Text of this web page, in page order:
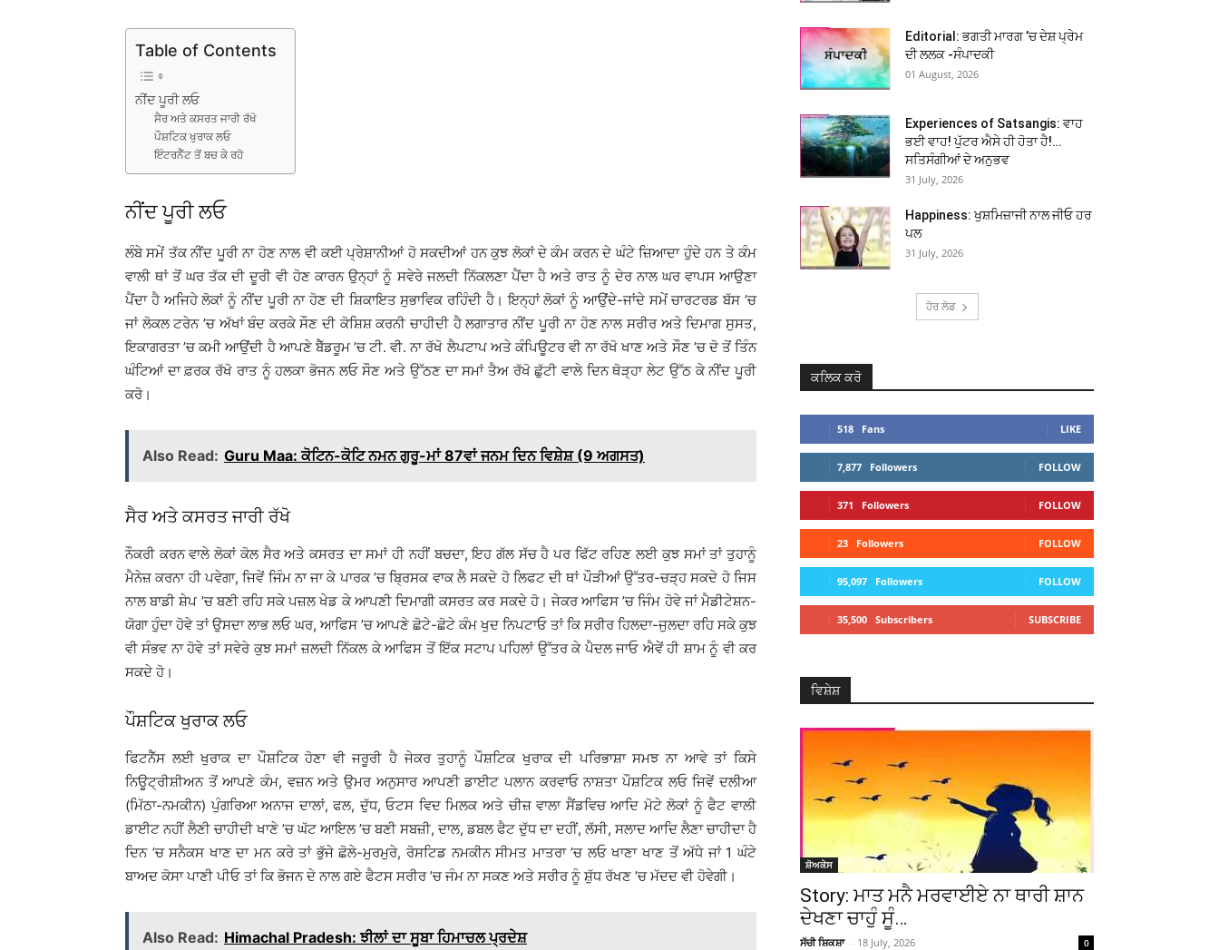
Table of Contents
ਨੀਂਦ ਪੂਰੀ ਲਓ
ਸੈਰ ਅਤੇ ਕਸਰਤ ਜਾਰੀ ਰੱਖੋ
ਪੌਸ਼ਟਿਕ ਖੁਰਾਕ ਲਓ
ਇੰਟਰਨੈੱਟ ਤੋਂ ਬਚ ਕੇ ਰਹੋ
ਨੀਂਦ ਪੂਰੀ ਲਓ
ਲੰਬੇ ਸਮੇਂ ਤੱਕ ਨੀਂਦ ਪੂਰੀ ਨਾ ਹੋਣ ਨਾਲ ਵੀ ਕਈ ਪ੍ਰੇਸ਼ਾਨੀਆਂ ਹੋ ਸਕਦੀਆਂ ਹਨ ਕੁਝ ਲੋਕਾਂ ਦੇ ਕੰਮ ਕਰਨ ਦੇ ਘੰਟੇ ਜ਼ਿਆਦਾ ਹੁੰਦੇ ਹਨ ਤੇ ਕੰਮ
ਵਾਲੀ ਥਾਂ ਤੋਂ ਘਰ ਤੱਕ ਦੀ ਦੂਰੀ ਵੀ ਹੋਣ ਕਾਰਨ ਉਨ੍ਹਾਂ ਨੂੰ ਸਵੇਰੇ ਜਲਦੀ ਨਿੱਕਲਣਾ ਪੈਂਦਾ ਹੈ ਅਤੇ ਰਾਤ ਨੂੰ ਦੇਰ ਨਾਲ ਘਰ ਵਾਪਸ ਆਉਣਾ
ਪੈਂਦਾ ਹੈ ਅਜਿਹੇ ਲੋਕਾਂ ਨੂੰ ਨੀਂਦ ਪੂਰੀ ਨਾ ਹੋਣ ਦੀ ਸ਼ਿਕਾਇਤ ਸੁਭਾਵਿਕ ਰਹਿੰਦੀ ਹੈ। ਇਨ੍ਹਾਂ ਲੋਕਾਂ ਨੂੰ ਆਉਂਦੇ-ਜਾਂਦੇ ਸਮੇਂ ਚਾਰਟਰਡ ਬੱਸ ’ਚ
ਜਾਂ ਲੋਕਲ ਟਰੇਨ ’ਚ ਅੱਖਾਂ ਬੰਦ ਕਰਕੇ ਸੌਣ ਦੀ ਕੋਸ਼ਿਸ਼ ਕਰਨੀ ਚਾਹੀਦੀ ਹੈ ਲਗਾਤਾਰ ਨੀਂਦ ਪੂਰੀ ਨਾ ਹੋਣ ਨਾਲ ਸਰੀਰ ਅਤੇ ਦਿਮਾਗ ਸੁਸਤ,
ਇਕਾਗਰਤਾ ’ਚ ਕਮੀ ਆਉਂਦੀ ਹੈ ਆਪਣੇ ਬੈੱਡਰੂਮ ’ਚ ਟੀ. ਵੀ. ਨਾ ਰੱਖੋ ਲੈਪਟਾਪ ਅਤੇ ਕੰਪਿਊਟਰ ਵੀ ਨਾ ਰੱਖੋ ਖਾਣ ਅਤੇ ਸੌਣ ’ਚ ਦੋ ਤੋਂ ਤਿੰਨ
ਘੰਟਿਆਂ ਦਾ ਫ਼ਰਕ ਰੱਖੋ ਰਾਤ ਨੂੰ ਹਲਕਾ ਭੋਜਨ ਲਓ ਸੌਣ ਅਤੇ ਉੱਠਣ ਦਾ ਸਮਾਂ ਤੈਅ ਰੱਖੋ ਛੁੱਟੀ ਵਾਲੇ ਦਿਨ ਥੋੜ੍ਹਾ ਲੇਟ ਉੱਠ ਕੇ ਨੀਂਦ ਪੂਰੀ
ਕਰੋ।
Also Read: Guru Maa: ਕੋਟਿਨ-ਕੋਟਿ ਨਮਨ ਗੁਰੂ-ਮਾਂ 87ਵਾਂ ਜਨਮ ਦਿਨ ਵਿਸ਼ੇਸ਼ (9 ਅਗਸਤ)
ਸੈਰ ਅਤੇ ਕਸਰਤ ਜਾਰੀ ਰੱਖੋ
ਨੌਕਰੀ ਕਰਨ ਵਾਲੇ ਲੋਕਾਂ ਕੋਲ ਸੈਰ ਅਤੇ ਕਸਰਤ ਦਾ ਸਮਾਂ ਹੀ ਨਹੀਂ ਬਚਦਾ, ਇਹ ਗੱਲ ਸੱਚ ਹੈ ਪਰ ਫਿੱਟ ਰਹਿਣ ਲਈ ਕੁਝ ਸਮਾਂ ਤਾਂ ਤੁਹਾਨੂੰ
ਮੈਨੇਜ਼ ਕਰਨਾ ਹੀ ਪਵੇਗਾ, ਜਿਵੇਂ ਜਿੰਮ ਨਾ ਜਾ ਕੇ ਪਾਰਕ ’ਚ ਬ੍ਰਿਸਕ ਵਾਕ ਲੈ ਸਕਦੇ ਹੋ ਲਿਫਟ ਦੀ ਥਾਂ ਪੌੜੀਆਂ ਉੱਤਰ-ਚੜ੍ਹ ਸਕਦੇ ਹੋ ਜਿਸ
ਨਾਲ ਬਾਡੀ ਸ਼ੇਪ ’ਚ ਬਣੀ ਰਹਿ ਸਕੇ ਪਜ਼ਲ ਖੇਡ ਕੇ ਆਪਣੀ ਦਿਮਾਗੀ ਕਸਰਤ ਕਰ ਸਕਦੇ ਹੋ। ਜੇਕਰ ਆਫਿਸ ’ਚ ਜਿੰਮ ਹੋਵੇ ਜਾਂ ਮੈਡੀਟੇਸ਼ਨ-
ਯੋਗਾ ਹੁੰਦਾ ਹੋਵੇ ਤਾਂ ਉਸਦਾ ਲਾਭ ਲਓ ਘਰ, ਆਫਿਸ ’ਚ ਆਪਣੇ ਛੋਟੇ-ਛੋਟੇ ਕੰਮ ਖੁਦ ਨਿਪਟਾਓ ਤਾਂ ਕਿ ਸਰੀਰ ਹਿਲਦਾ-ਜੁਲਦਾ ਰਹਿ ਸਕੇ ਕੁਝ
ਵੀ ਸੰਭਵ ਨਾ ਹੋਵੇ ਤਾਂ ਸਵੇਰੇ ਕੁਝ ਸਮਾਂ ਜ਼ਲਦੀ ਨਿੱਕਲ ਕੇ ਆਫਿਸ ਤੋਂ ਇੱਕ ਸਟਾਪ ਪਹਿਲਾਂ ਉੱਤਰ ਕੇ ਪੈਦਲ ਜਾਓ ਐਵੇਂ ਹੀ ਸ਼ਾਮ ਨੂੰ ਵੀ ਕਰ
ਸਕਦੇ ਹੋ।
ਪੌਸ਼ਟਿਕ ਖੁਰਾਕ ਲਓ
ਫਿਟਨੈੱਸ ਲਈ ਖੁਰਾਕ ਦਾ ਪੌਸ਼ਟਿਕ ਹੋਣਾ ਵੀ ਜਰੂਰੀ ਹੈ ਜੇਕਰ ਤੁਹਾਨੂੰ ਪੌਸ਼ਟਿਕ ਖੁਰਾਕ ਦੀ ਪਰਿਭਾਸ਼ਾ ਸਮਝ ਨਾ ਆਵੇ ਤਾਂ ਕਿਸੇ
ਨਿਊਟ੍ਰੀਸ਼ੀਅਨ ਤੋਂ ਆਪਣੇ ਕੰਮ, ਵਜ਼ਨ ਅਤੇ ਉਮਰ ਅਨੁਸਾਰ ਆਪਣੀ ਡਾਈਟ ਪਲਾਨ ਕਰਵਾਓ ਨਾਸ਼ਤਾ ਪੌਸ਼ਟਿਕ ਲਓ ਜਿਵੇਂ ਦਲੀਆ
(ਮਿੱਠਾ-ਨਮਕੀਨ) ਪੁੰਗਰਿਆ ਅਨਾਜ ਦਾਲਾਂ, ਫਲ, ਦੁੱਧ, ਓਟਸ ਵਿਦ ਮਿਲਕ ਅਤੇ ਚੀਜ਼ ਵਾਲਾ ਸੈਂਡਵਿਚ ਆਦਿ ਮੋਟੇ ਲੋਕਾਂ ਨੂੰ ਫੈਟ ਵਾਲੀ
ਡਾਈਟ ਨਹੀਂ ਲੈਣੀ ਚਾਹੀਦੀ ਖਾਣੇ ’ਚ ਘੱਟ ਆਇਲ ’ਚ ਬਣੀ ਸਬਜ਼ੀ, ਦਾਲ, ਡਬਲ ਫੈਟ ਦੁੱਧ ਦਾ ਦਹੀਂ, ਲੱਸੀ, ਸਲਾਦ ਆਦਿ ਲੈਣਾ ਚਾਹੀਦਾ ਹੈ
ਦਿਨ ’ਚ ਸਨੈਕਸ ਖਾਣ ਦਾ ਮਨ ਕਰੇ ਤਾਂ ਭੁੱਜੇ ਛੋਲੇ-ਮੁਰਮੁਰੇ, ਰੋਸਟਿਡ ਨਮਕੀਨ ਸੀਮਤ ਮਾਤਰਾ ’ਚ ਲਓ ਖਾਣਾ ਖਾਣ ਤੋਂ ਅੱਧੇ ਜਾਂ 1 ਘੰਟੇ
ਬਾਅਦ ਕੋਸਾ ਪਾਣੀ ਪੀਓ ਤਾਂ ਕਿ ਭੋਜਨ ਦੇ ਨਾਲ ਗਏ ਫੈਟਸ ਸਰੀਰ ’ਚ ਜੰਮ ਨਾ ਸਕਣ ਅਤੇ ਸਰੀਰ ਨੂੰ ਸ਼ੁੱਧ ਰੱਖਣ ’ਚ ਮੱਦਦ ਵੀ ਹੋਵੇਗੀ।
Also Read: Himachal Pradesh: ਝੀਲਾਂ ਦਾ ਸੂਬਾ ਹਿਮਾਚਲ ਪ੍ਰਦੇਸ਼
Editorial: ਭਗਤੀ ਮਾਰਗ ’ਚ ਦੇਸ਼ ਪ੍ਰੇਮ
ਦੀ ਲਲਕ -ਸੰਪਾਦਕੀ
01 August, 2026
Experiences of Satsangis: ਵਾਹ
ਭਈ ਵਾਹ! ਪੁੱਟਰ ਐਸੇ ਹੀ ਹੋਤਾ ਹੈ!…
ਸਤਿਸੰਗੀਆਂ ਦੇ ਅਨੁਭਵ
31 July, 2026
Happiness: ਖੁਸ਼ਮਿਜ਼ਾਜੀ ਨਾਲ ਜੀਓ ਹਰ
ਪਲ
31 July, 2026
ਹੋਰ ਲੋਡ
ਕਲਿਕ ਕਰੋ
518 Fans LIKE
7,877 Followers FOLLOW
371 Followers FOLLOW
23 Followers FOLLOW
95,097 Followers FOLLOW
35,500 Subscribers SUBSCRIBE
ਵਿਸ਼ੇਸ਼
ਸ਼ੋਅਕੇਸ
Story: ਮਾਤ ਮਨੈ ਮਰਵਾਈਏ ਨਾ ਥਾਰੀ ਸ਼ਾਨ
ਦੇਖਣਾ ਚਾਹੁੰ ਸੂੰ…
ਸੱਚੀ ਸ਼ਿਕਸ਼ਾ - 18 July, 2026 0